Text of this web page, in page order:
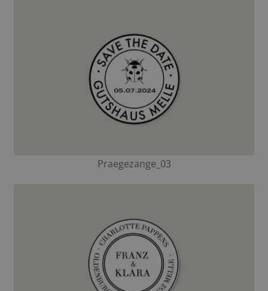
Praegezange_03